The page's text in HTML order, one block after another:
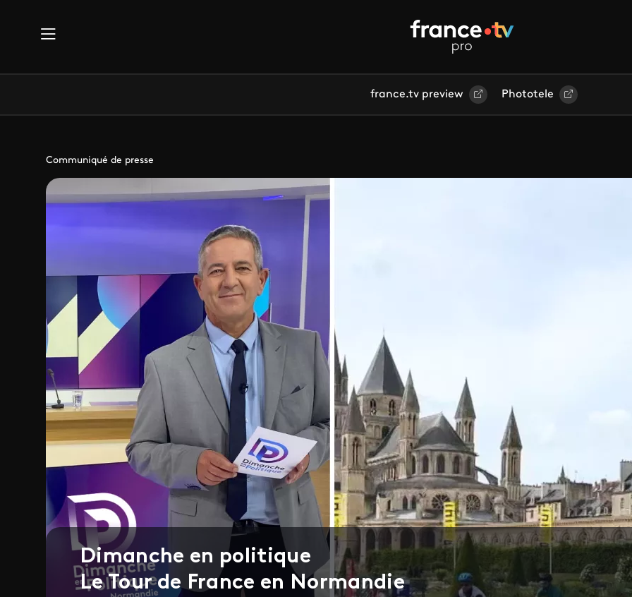
france.tv preview Phototele
Communiqué de presse
Dimanche en politique
Le Tour de France en Normandie